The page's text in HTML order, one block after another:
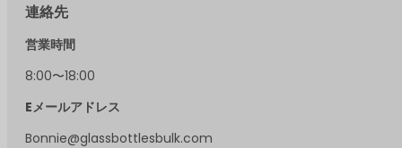
連絡先
営業時間
8:00〜18:00
Eメールアドレス
Bonnie@glassbottlesbulk.com